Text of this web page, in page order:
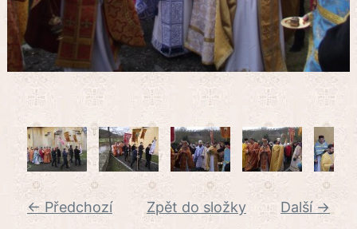
← Předchozí Další →
Zpět do složky